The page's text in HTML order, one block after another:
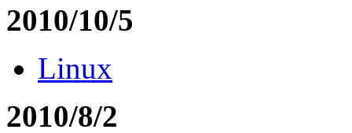
2010/10/5
Linux
2010/8/2